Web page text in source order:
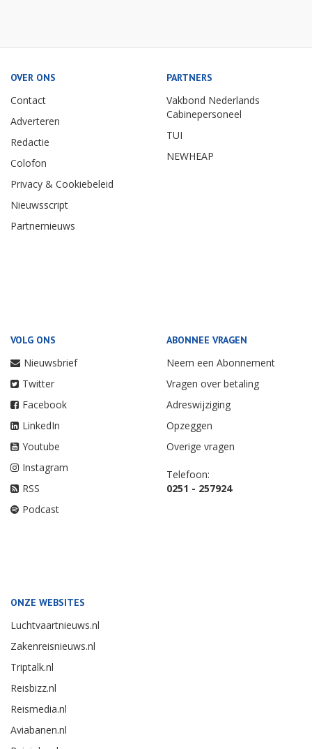
OVER ONS
Contact
Adverteren
Redactie
Colofon
Privacy & Cookiebeleid
Nieuwsscript
Partnernieuws
PARTNERS
Vakbond Nederlands
Cabinepersoneel
TUI
NEWHEAP
VOLG ONS
Nieuwsbrief
Twitter
Facebook
LinkedIn
Youtube
Instagram
RSS
Podcast
ABONNEE VRAGEN
Neem een Abonnement
Vragen over betaling
Adreswijziging
Opzeggen
Overige vragen
Telefoon:
0251 - 257924
ONZE WEBSITES
Luchtvaartnieuws.nl
Zakenreisnieuws.nl
Triptalk.nl
Reisbizz.nl
Reismedia.nl
Aviabanen.nl